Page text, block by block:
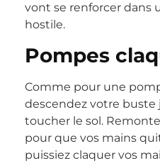
vont se renforcer dans
hostile.
Pompes
Comme pour une
descendez votre buste
toucher le sol.
pour que vos mains
puissiez claquer vos